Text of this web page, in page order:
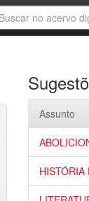
Assunto
HISTÓRIA